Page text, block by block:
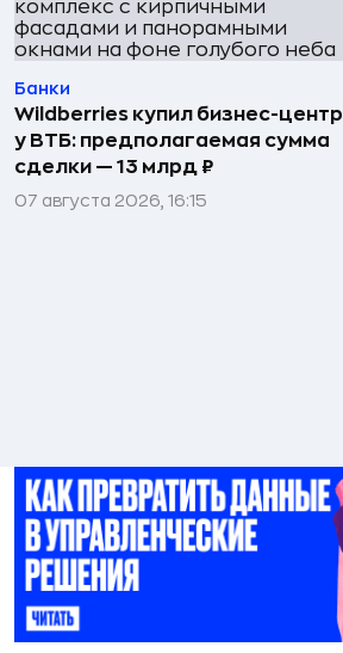
Банки
Wildberries купил бизнес-центр
у ВТБ: предполагаемая сумма
сделки — 13 млрд ₽
07 августа 2026, 16:15